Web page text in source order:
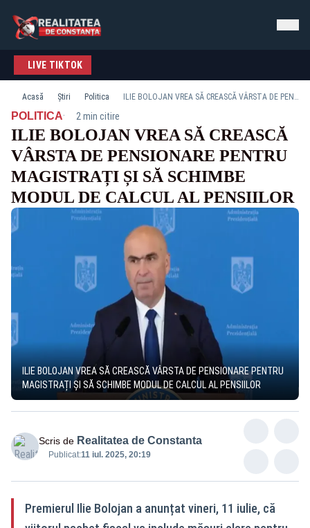
LIVE TIKTOK
Acasă Știri Politica ILIE BOLOJAN VREA SĂ CREASCĂ VÂRSTA DE PENSIONARE PENTRU MAGISTRAȚI ȘI SĂ SCHIMBE MODUL DE CALCUL AL PENSIILOR
POLITICA· 2 min citire
ILIE BOLOJAN VREA SĂ CREASCĂ
VÂRSTA DE PENSIONARE PENTRU
MAGISTRAȚI ȘI SĂ SCHIMBE
MODUL DE CALCUL AL PENSIILOR
ILIE BOLOJAN VREA SĂ CREASCĂ VÂRSTA DE PENSIONARE PENTRU
MAGISTRAȚI ȘI SĂ SCHIMBE MODUL DE CALCUL AL PENSIILOR
Scris de Realitatea de Constanta
Publicat:11 iul. 2025, 20:19
Premierul Ilie Bolojan a anunțat vineri, 11 iulie, că